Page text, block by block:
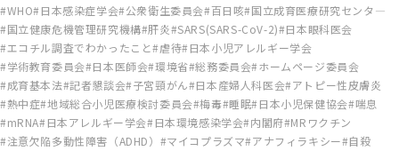
WHO 日本感染症学会 公衆衛生委員会 百日咳 国立成育医療研究センタ―
国立健康危機管理研究機構 肝炎 SARS(SARS-CoV-2)
日本眼科医会
エコチル調査でわかったこと 虐待 日本小児アレルギー学会
学術教育委員会 日本医師会 環境省 総務委員会 ホームページ委員会
成育基本法 記者懇談会 子宮頸がん 日本産婦人科医会 アトピー性皮膚炎
熱中症 地域総合小児医療検討委員会 梅毒 睡眠 日本小児保健協会 喘息
mRNA 日本アレルギー学会 日本環境感染学会 内閣府 MRワクチン
注意欠陥多動性障害（ADHD）
マイコプラズマ アナフィラキシー
自殺